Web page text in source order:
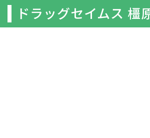
ドラッグセイムス 橿